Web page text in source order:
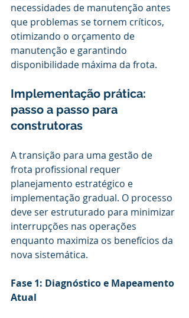
necessidades de manutenção antes
que problemas se tornem críticos,
otimizando o orçamento de
manutenção e garantindo
disponibilidade máxima da frota.
Implementação prática:
passo a passo para
construtoras
A transição para uma gestão de
frota profissional requer
planejamento estratégico e
implementação gradual. O processo
deve ser estruturado para minimizar
interrupções nas operações
enquanto maximiza os benefícios da
nova sistemática.
Fase 1: Diagnóstico e Mapeamento
Atual